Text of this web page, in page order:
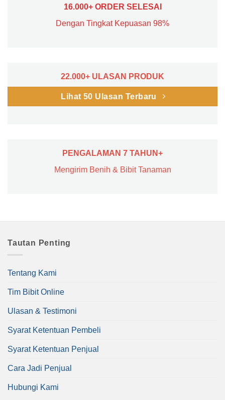
16.000+ ORDER SELESAI
Dengan Tingkat Kepuasan 98%
22.000+ ULASAN PRODUK
Lihat 50 Ulasan Terbaru
PENGALAMAN 7 TAHUN+
Mengirim Benih & Bibit Tanaman
Tautan Penting
Tentang Kami
Tim Bibit Online
Ulasan & Testimoni
Syarat Ketentuan Pembeli
Syarat Ketentuan Penjual
Cara Jadi Penjual
Hubungi Kami